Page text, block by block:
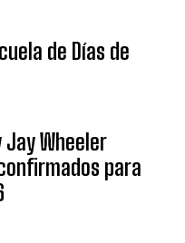
de Días de
Jay Wheeler
para